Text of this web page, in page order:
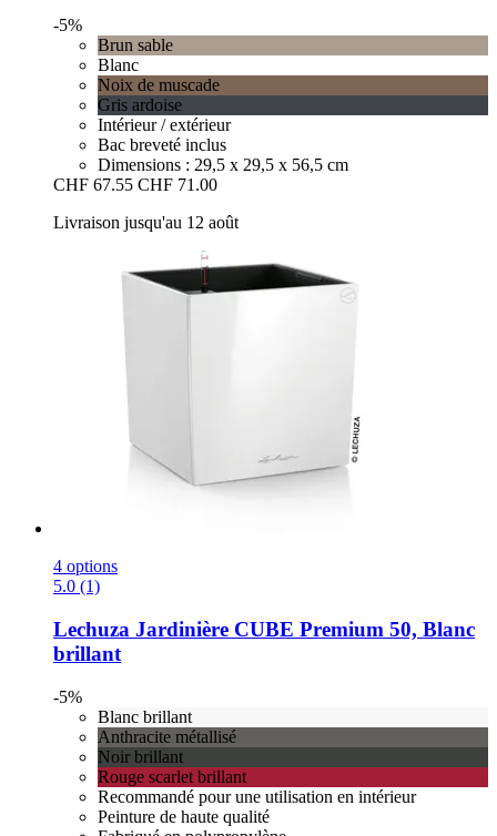
-5%
Brun sable
Blanc
Noix de muscade
Gris ardoise
Intérieur / extérieur
Bac breveté inclus
Dimensions : 29,5 x 29,5 x 56,5 cm
CHF 67.55 CHF 71.00
Livraison jusqu'au 12 août
4 options
5.0 (1)
Lechuza Jardinière CUBE Premium 50, Blanc
brillant
-5%
Blanc brillant
Anthracite métallisé
Noir brillant
Rouge scarlet brillant
Recommandé pour une utilisation en intérieur
Peinture de haute qualité